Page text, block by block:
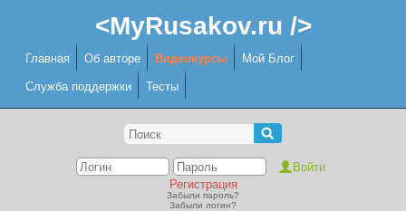
<MyRusakov.ru />
Главная Об авторе Видеокурсы Мой Блог
Служба поддержки Тесты
Регистрация
Забыли пароль?
Забыли логин?